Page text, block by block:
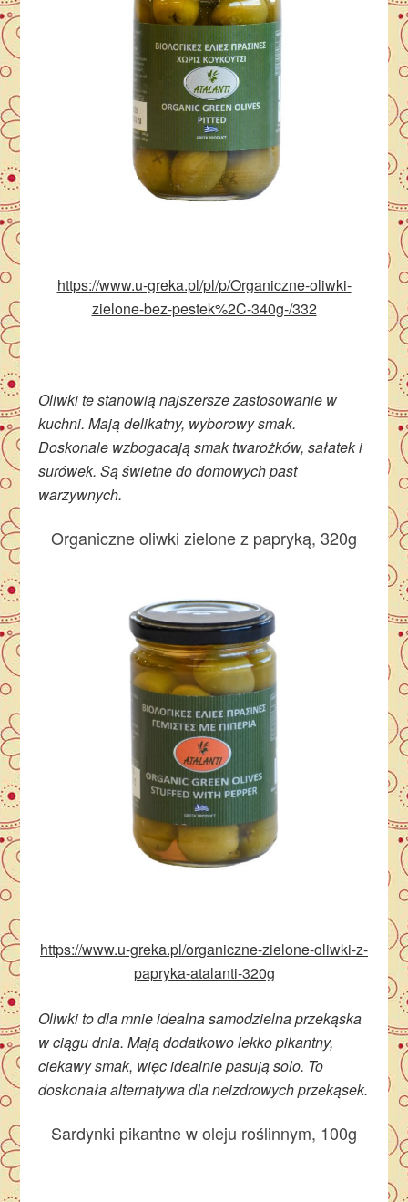
https://www.u-greka.pl/pl/p/Organiczne-oliwki-
zielone-bez-pestek%2C-340g-/332
Oliwki te stanowią najszersze zastosowanie w
kuchni. Mają delikatny, wyborowy smak.
Doskonale wzbogacają smak twarożków, sałatek i
surówek. Są świetne do domowych past
warzywnych.
Organiczne oliwki zielone z papryką, 320g
https://www.u-greka.pl/organiczne-zielone-oliwki-z-
papryka-atalanti-320g
Oliwki to dla mnie idealna samodzielna przekąska
w ciągu dnia. Mają dodatkowo lekko pikantny,
ciekawy smak, więc idealnie pasują solo. To
doskonała alternatywa dla neizdrowych przekąsek.
Sardynki pikantne w oleju roślinnym, 100g